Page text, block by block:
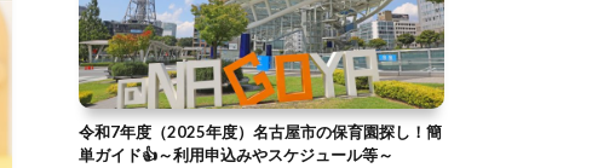
令和7年度（2025年度）名古屋市の保育園探し！簡
単ガイド👍～利用申込みやスケジュール等～